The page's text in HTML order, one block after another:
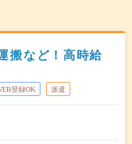
搬など！高時給
登録OK 派遣